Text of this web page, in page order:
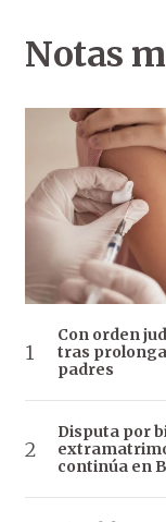
Notas
Con orden
tras
padres
Disputa por
continúa en